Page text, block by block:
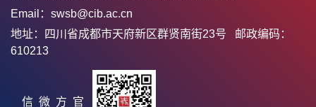
Email：swsb@cib.ac.cn
地址：四川省成都市天府新区群贤南街23号 邮政编码：
610213
官方微信